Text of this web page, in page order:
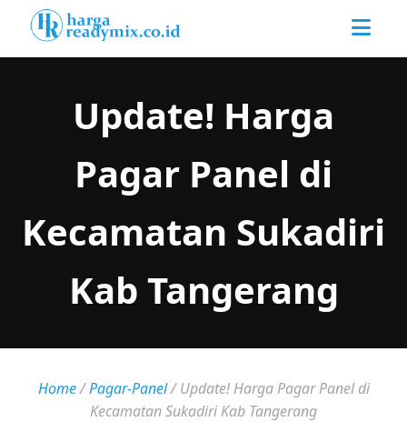
Update! Harga
Pagar Panel di
Kecamatan Sukadiri
Kab Tangerang
Home/Pagar-Panel/Update! Harga Pagar Panel di
Kecamatan Sukadiri Kab Tangerang